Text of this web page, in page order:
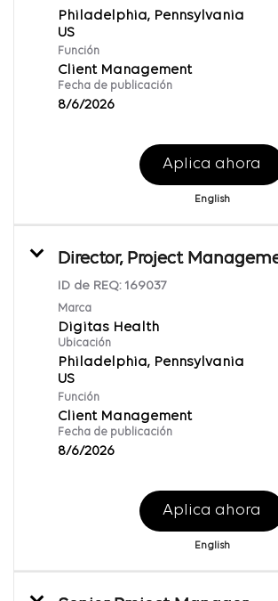
Philadelphia, Pennsylvania
Función
Client Management
Fecha de publicación
8/6/2026
Aplica ahora
English
Director, Project
ID de REQ: 169037
Marca
Digitas Health
Ubicación
Philadelphia, Pennsylvania
Función
Client Management
Fecha de publicación
8/6/2026
Aplica ahora
English